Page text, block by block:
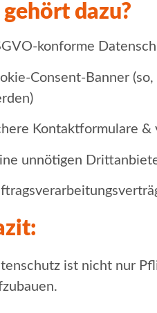
gehört dazu?
konforme
Consent-Banner
Kontaktformulare
unnötigen
ist nicht nur